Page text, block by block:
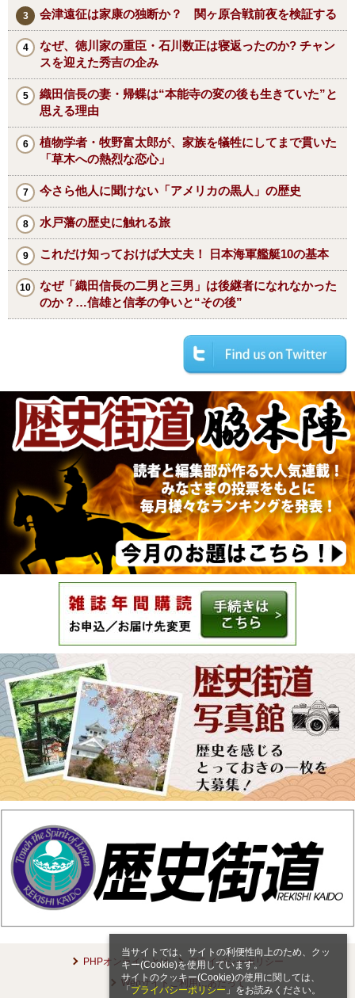
当サイトでは、サイトの利便性向上のため、クッ
キー(Cookie)を使用しています。
サイトのクッキー(Cookie)の使用に関しては、
「 プライバシーポリシー 」をお読みください。
会津遠征は家康の独断か？ 関ヶ原合戦前夜を検証する
なぜ、徳川家の重臣・石川数正は寝返ったのか? チャン
スを迎えた秀吉の企み
織田信長の妻・帰蝶は“本能寺の変の後も生きていた”と
思える理由
植物学者・牧野富太郎が、家族を犠牲にしてまで貫いた
「草木への熱烈な恋心」
今さら他人に聞けない「アメリカの黒人」の歴史
水戸藩の歴史に触れる旅
これだけ知っておけば大丈夫！ 日本海軍艦艇10の基本
なぜ「織田信長の二男と三男」は後継者になれなかった
のか？…信雄と信孝の争いと“その後”
PHPオンラインとは
プライバシーポリシー
Webサイトご利用にあたって